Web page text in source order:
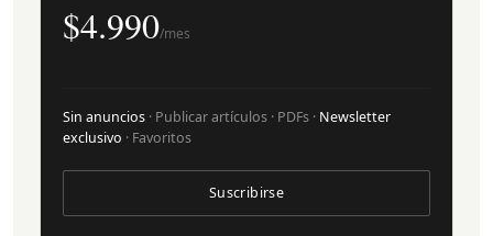
$4.990/mes
Sin anuncios · Publicar artículos · PDFs · Newsletter
exclusivo · Favoritos
Suscribirse